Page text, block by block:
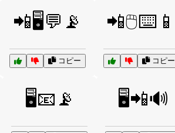
📲🖥️💬📡
コピー
📲🖱️⌨️📱
コピー
🖥️📧📡 🖥️📲🔊